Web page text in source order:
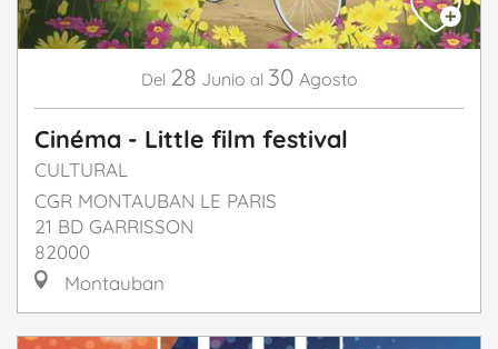
Del 28 Junio al 30 Agosto
Cinéma - Little film festival
CULTURAL
CGR MONTAUBAN LE PARIS
21 BD GARRISSON
82000
Montauban